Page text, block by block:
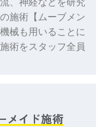
施術【ムーブメン
械も用いることに
術をスタッフ全員
メイド施術